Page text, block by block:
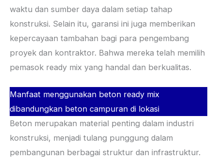
waktu dan sumber daya dalam setiap tahap
konstruksi. Selain itu, garansi ini juga memberikan
kepercayaan tambahan bagi para pengembang
proyek dan kontraktor. Bahwa mereka telah memilih
pemasok ready mix yang handal dan berkualitas.
Manfaat menggunakan beton ready mix
dibandungkan beton campuran di lokasi
Beton merupakan material penting dalam industri
konstruksi, menjadi tulang punggung dalam
pembangunan berbagai struktur dan infrastruktur.